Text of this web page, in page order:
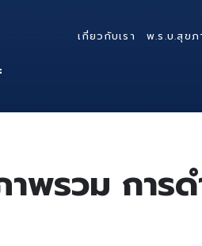
เกี่ยวกับเรา พ.ร.บ.สุข
าพรวม การ